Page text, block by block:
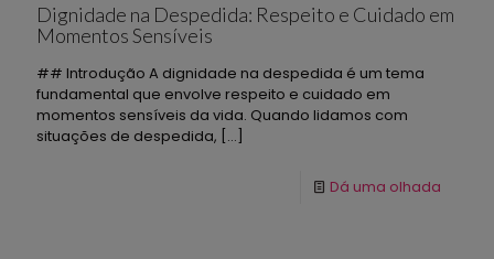
Dignidade na Despedida: Respeito e Cuidado em
Momentos Sensíveis
## Introdução A dignidade na despedida é um tema
fundamental que envolve respeito e cuidado em
momentos sensíveis da vida. Quando lidamos com
situações de despedida, […]
Dá uma olhada